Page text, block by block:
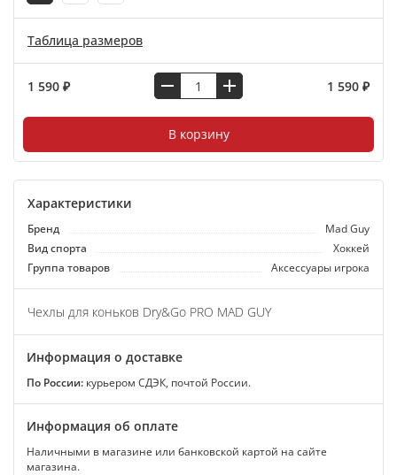
Таблица размеров
1 590 ₽ 1 590 ₽
В корзину
Характеристики
Бренд
Мad Guy
Вид спорта
Хоккей
Группа товаров
Аксессуары игрока
Чехлы для коньков Dry&Go PRO MAD GUY
Информация о доставке
По России: курьером СДЭК, почтой России.
Информация об оплате
Наличными в магазине или банковской картой на сайте
магазина.